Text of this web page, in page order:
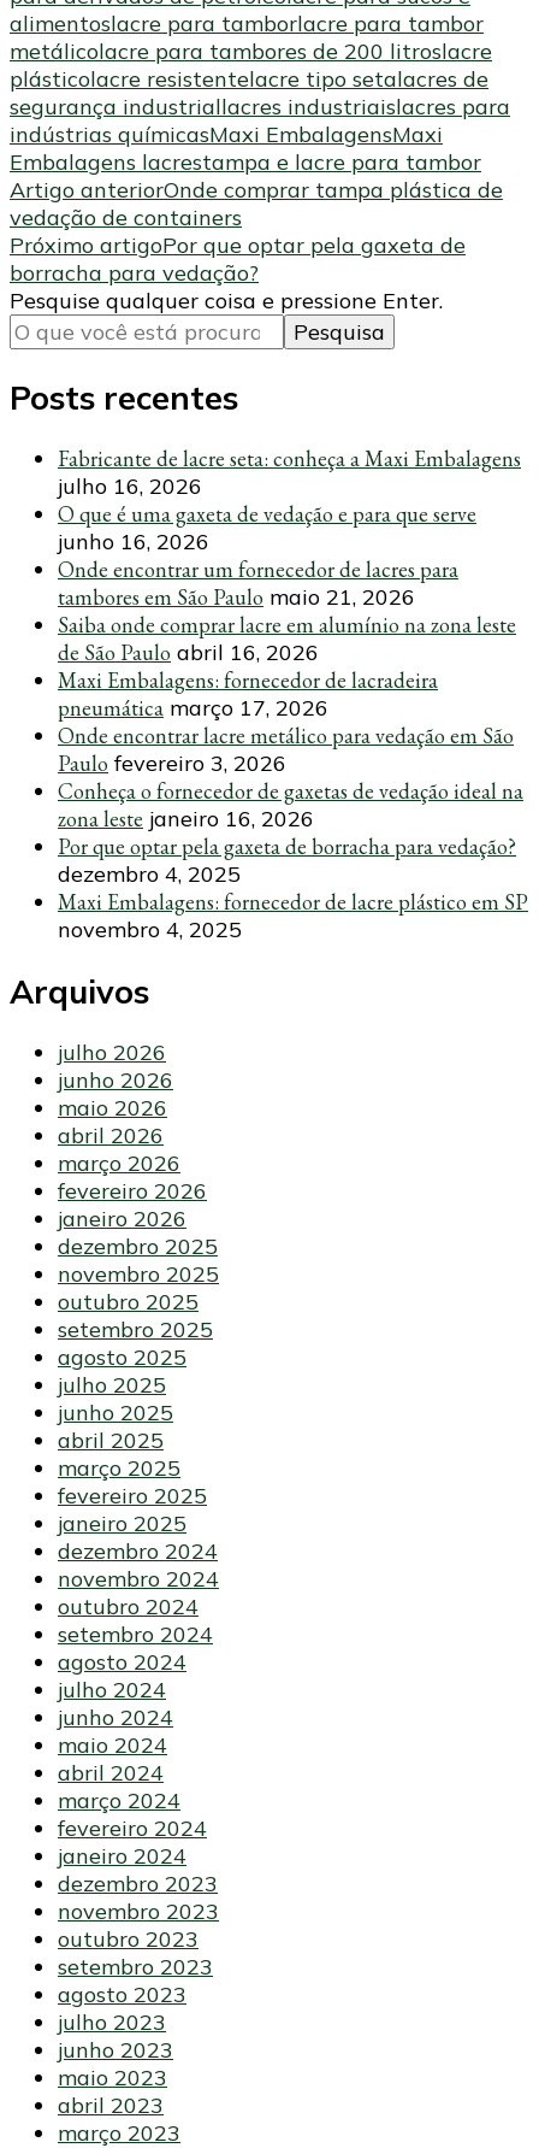
alimentoslacre para tamborlacre para tambor
metálicolacre para tambores de 200 litroslacre
plásticolacre resistentelacre tipo setalacres de
segurança industriallacres industriaislacres para
indústrias químicasMaxi EmbalagensMaxi
Embalagens lacrestampa e lacre para tambor
Navegação
de
post
Artigo anteriorOnde comprar tampa plástica de
vedação de containers
Próximo artigoPor que optar pela gaxeta de
borracha para vedação?
Procurando
algo?
Pesquise qualquer coisa e pressione Enter.
Posts recentes
Fabricante de lacre seta: conheça a Maxi Embalagens
julho 16, 2026
O que é uma gaxeta de vedação e para que serve
junho 16, 2026
Onde encontrar um fornecedor de lacres para
tambores em São Paulo maio 21, 2026
Saiba onde comprar lacre em alumínio na zona leste
de São Paulo abril 16, 2026
Maxi Embalagens: fornecedor de lacradeira
pneumática março 17, 2026
Onde encontrar lacre metálico para vedação em São
Paulo fevereiro 3, 2026
Conheça o fornecedor de gaxetas de vedação ideal na
zona leste janeiro 16, 2026
Por que optar pela gaxeta de borracha para vedação?
dezembro 4, 2025
Maxi Embalagens: fornecedor de lacre plástico em SP
novembro 4, 2025
Arquivos
julho 2026
junho 2026
maio 2026
abril 2026
março 2026
fevereiro 2026
janeiro 2026
dezembro 2025
novembro 2025
outubro 2025
setembro 2025
agosto 2025
julho 2025
junho 2025
abril 2025
março 2025
fevereiro 2025
janeiro 2025
dezembro 2024
novembro 2024
outubro 2024
setembro 2024
agosto 2024
julho 2024
junho 2024
maio 2024
abril 2024
março 2024
fevereiro 2024
janeiro 2024
dezembro 2023
novembro 2023
outubro 2023
setembro 2023
agosto 2023
julho 2023
junho 2023
maio 2023
abril 2023
março 2023